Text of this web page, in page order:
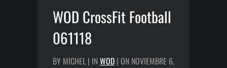
WOD CrossFit Football
061118
BY MICHEL | INWOD | ON NOVIEMBRE 6,